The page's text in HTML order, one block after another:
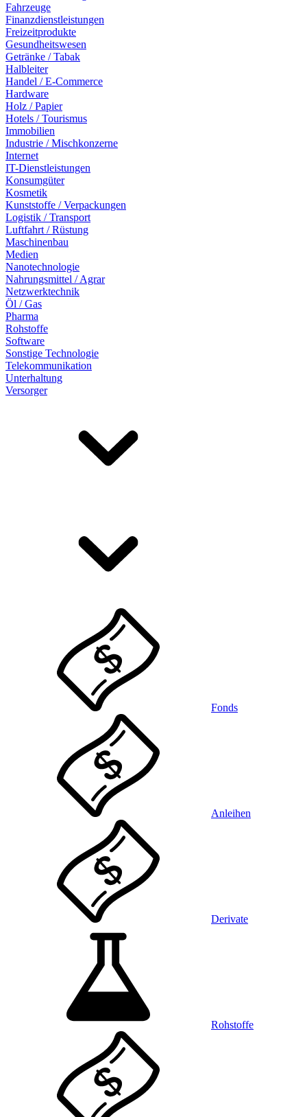
Fahrzeuge
Finanzdienstleistungen
Freizeitprodukte
Gesundheitswesen
Getränke / Tabak
Halbleiter
Handel / E-Commerce
Hardware
Holz / Papier
Hotels / Tourismus
Immobilien
Industrie / Mischkonzerne
Internet
IT-Dienstleistungen
Konsumgüter
Kosmetik
Kunststoffe / Verpackungen
Logistik / Transport
Luftfahrt / Rüstung
Maschinenbau
Medien
Nanotechnologie
Nahrungsmittel / Agrar
Netzwerktechnik
Öl / Gas
Pharma
Rohstoffe
Software
Sonstige Technologie
Telekommunikation
Unterhaltung
Versorger
Fonds
Anleihen
Derivate
Rohstoffe